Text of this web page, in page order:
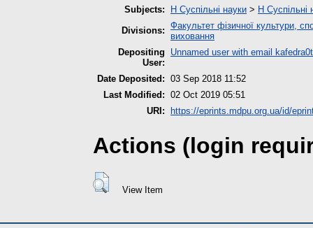
Subjects:
H Суспільні науки > H Суспільні
Divisions: Факультет фізичної культури,
виховання
Depositing
User:
Unnamed user with email
Date Deposited: 03 Sep 2018 11:52
Last Modified: 02 Oct 2019 05:51
URI:
https://eprints.mdpu.org.ua/id/
Actions (login
View Item